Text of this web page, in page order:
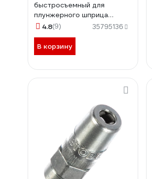
быстросъемный для
плунжерного шприца
NORDBERG NO9015
4.8(9) 35795136
В корзину